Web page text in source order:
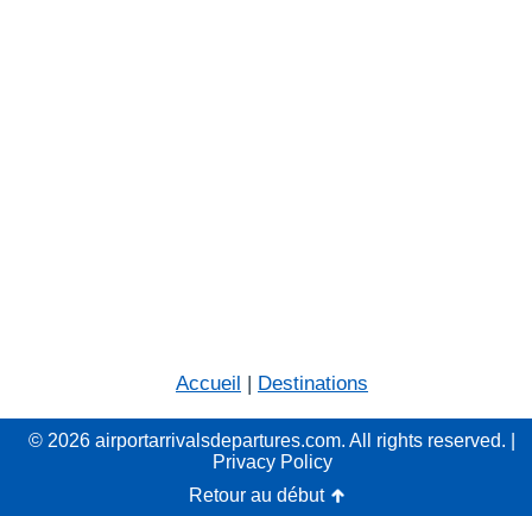
Accueil | Destinations
© 2026 airportarrivalsdepartures.com. All rights reserved. |
Privacy Policy
Retour au début